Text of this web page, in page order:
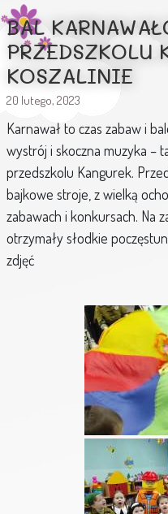
BAL
PRZEDSZKOLU
KOSZALINIE
20 lutego, 2023
Karnawał to czas zabaw i
wystrój i skoczna muzyka –
przedszkolu Kangurek.
bajkowe stroje, z wielką
zabawach i konkursach. Na
otrzymały słodkie
zdjęć